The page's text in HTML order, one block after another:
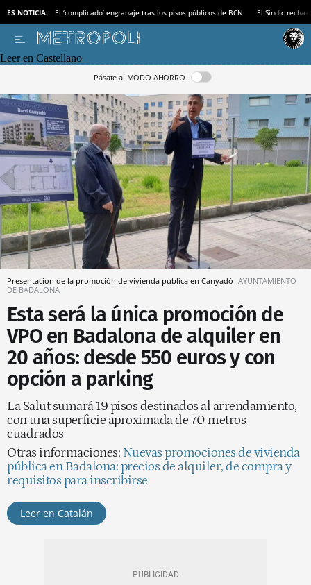
ES NOTICIA: El ‘complicado’ engranaje tras los pisos públicos de BCN El Síndic
Leer en Castellano
Pásate al MODO AHORRO
Presentación de la promoción de vivienda pública en Canyadó AYUNTAMIENTO
DE BADALONA
Esta será la única promoción de
VPO en Badalona de alquiler en
20 años: desde 550 euros y con
opción a parking
La Salut sumará 19 pisos destinados al arrendamiento,
con una superficie aproximada de 70 metros
cuadrados
Otras informaciones: Nuevas promociones de vivienda
pública en Badalona: precios de alquiler, de compra y
requisitos para inscribirse
Leer en Catalán